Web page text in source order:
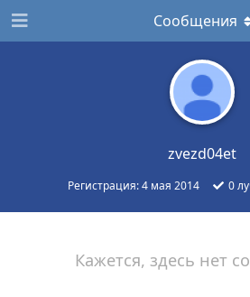
zvezd04et
Регистрация:4 мая 2014 0
Сообщения
Кажется, здесь нет